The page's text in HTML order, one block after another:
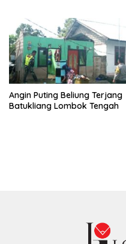
Angin Puting Beliung Terjang
Batukliang Lombok Tengah